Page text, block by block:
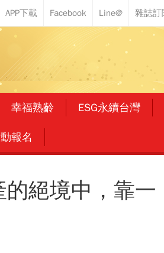
幸福熟齡 ESG永續台灣
報名
絕境中，靠一